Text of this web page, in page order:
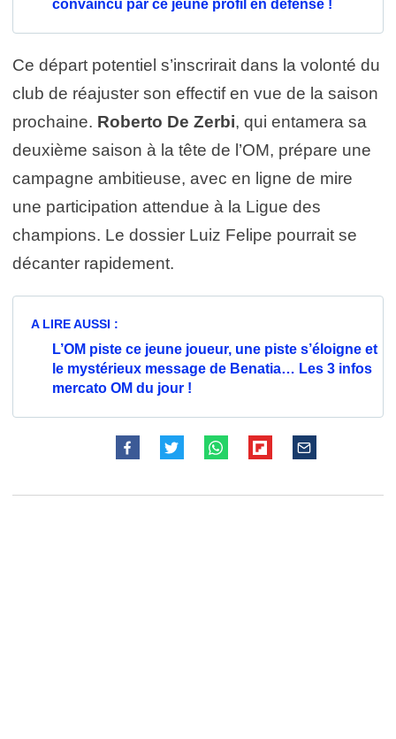
convaincu par ce jeune profil en défense !
Ce départ potentiel s’inscrirait dans la volonté du
club de réajuster son effectif en vue de la saison
prochaine. Roberto De Zerbi, qui entamera sa
deuxième saison à la tête de l’OM, prépare une
campagne ambitieuse, avec en ligne de mire
une participation attendue à la Ligue des
champions. Le dossier Luiz Felipe pourrait se
décanter rapidement.
A LIRE AUSSI :
L’OM piste ce jeune joueur, une piste s’éloigne et
le mystérieux message de Benatia… Les 3 infos
mercato OM du jour !